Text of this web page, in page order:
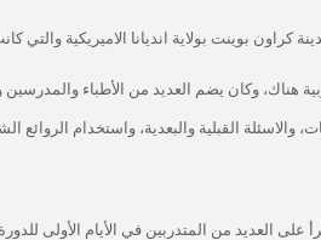
كراون بوينت بولاية انديانا الاميريكية والتي كانت قد بدأت
هناك، وكان يضم العديد من الأطباء
والاسئلة القبلية والبعدية، واستخدام الروائع
على العديد من المتدربين في الأيام الأولى